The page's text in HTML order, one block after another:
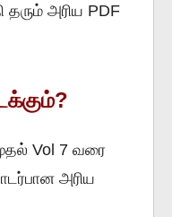
அரிய PDF
Vol 7 வரை
அரிய